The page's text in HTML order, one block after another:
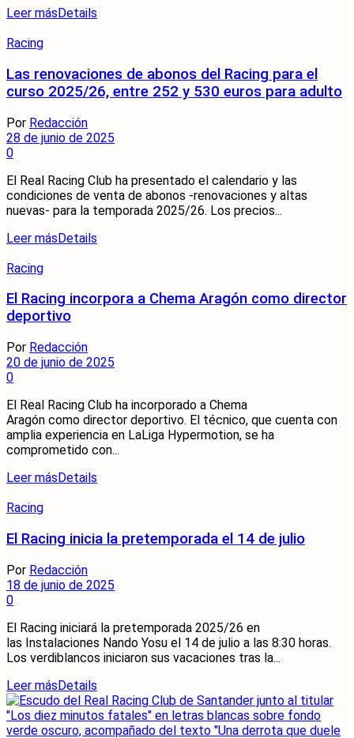
Leer más Details
Racing
Las renovaciones de abonos del Racing para el
curso 2025/26, entre 252 y 530 euros para adulto
Por Redacción
28 de junio de 2025
0
El Real Racing Club ha presentado el calendario y las
condiciones de venta de abonos -renovaciones y altas
nuevas- para la temporada 2025/26. Los precios...
Leer másDetails
Racing
El Racing incorpora a Chema Aragón como director
deportivo
Por Redacción
20 de junio de 2025
0
El Real Racing Club ha incorporado a Chema
Aragón como director deportivo. El técnico, que cuenta con
amplia experiencia en LaLiga Hypermotion, se ha
comprometido con...
Leer más Details
Racing
El Racing inicia la pretemporada el 14 de julio
Por Redacción
18 de junio de 2025
0
El Racing iniciará la pretemporada 2025/26 en
las Instalaciones Nando Yosu el 14 de julio a las 8:30 horas.
Los verdiblancos iniciaron sus vacaciones tras la...
Leer másDetails